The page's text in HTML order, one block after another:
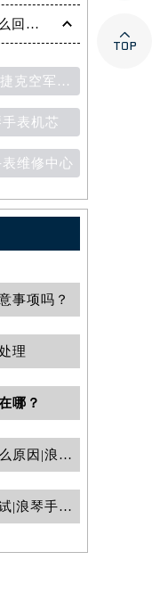
浪琴手表走时变快是怎么回事？
1935年捷克空军腕表
手表机芯
维修中心
事项吗？
理
哪？
浪琴手表出现偷停是什么原因|浪琴手表偷停
浪琴手表有哪些保养尝试|浪琴手表保养方法
